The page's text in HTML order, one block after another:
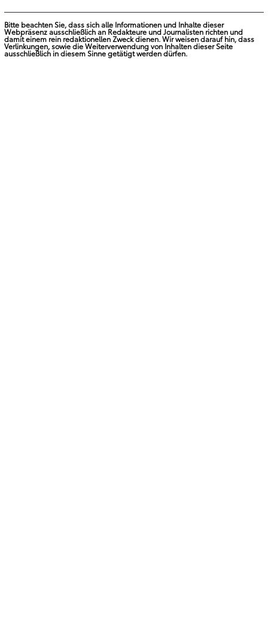
Bitte beachten Sie, dass sich alle Informationen und Inhalte dieser
Webpräsenz ausschließlich an Redakteure und Journalisten richten und
damit einem rein redaktionellen Zweck dienen. Wir weisen darauf hin, dass
Verlinkungen, sowie die Weiterverwendung von Inhalten dieser Seite
ausschließlich in diesem Sinne getätigt werden dürfen.